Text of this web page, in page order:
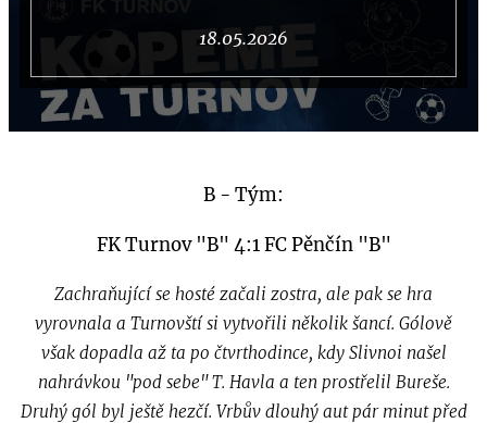
18.05.2026
B - Tým:
FK Turnov "B" 4:1 FC Pěnčín "B"
Zachraňující se hosté začali zostra, ale pak se hra
vyrovnala a Turnovští si vytvořili několik šancí. Gólově
však dopadla až ta po čtvrthodince, kdy Slivnoi našel
nahrávkou "pod sebe" T. Havla a ten prostřelil Bureše.
Druhý gól byl ještě hezčí. Vrbův dlouhý aut pár minut před